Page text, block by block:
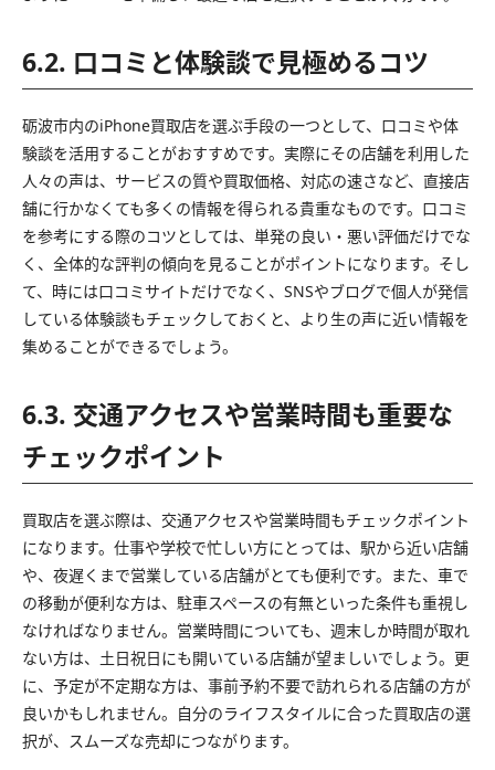
6.2. 口コミと体験談で見極めるコツ
砺波市内のiPhone買取店を選ぶ手段の一つとして、口コミや体
験談を活用することがおすすめです。実際にその店舗を利用した
人々の声は、サービスの質や買取価格、対応の速さなど、直接店
舗に行かなくても多くの情報を得られる貴重なものです。口コミ
を参考にする際のコツとしては、単発の良い・悪い評価だけでな
く、全体的な評判の傾向を見ることがポイントになります。そし
て、時には口コミサイトだけでなく、SNSやブログで個人が発信
している体験談もチェックしておくと、より生の声に近い情報を
集めることができるでしょう。
6.3. 交通アクセスや営業時間も重要な
チェックポイント
買取店を選ぶ際は、交通アクセスや営業時間もチェックポイント
になります。仕事や学校で忙しい方にとっては、駅から近い店舗
や、夜遅くまで営業している店舗がとても便利です。また、車で
の移動が便利な方は、駐車スペースの有無といった条件も重視し
なければなりません。営業時間についても、週末しか時間が取れ
ない方は、土日祝日にも開いている店舗が望ましいでしょう。更
に、予定が不定期な方は、事前予約不要で訪れられる店舗の方が
良いかもしれません。自分のライフスタイルに合った買取店の選
択が、スムーズな売却につながります。